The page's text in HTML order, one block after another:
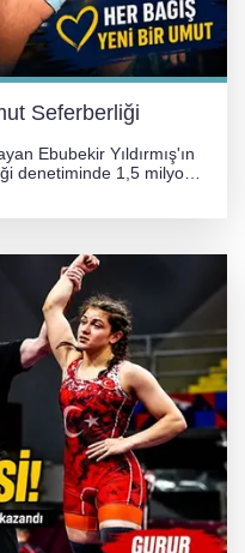
Seferberliği
Ebubekir Yıldırmış'ın
denetiminde 1,5 milyon